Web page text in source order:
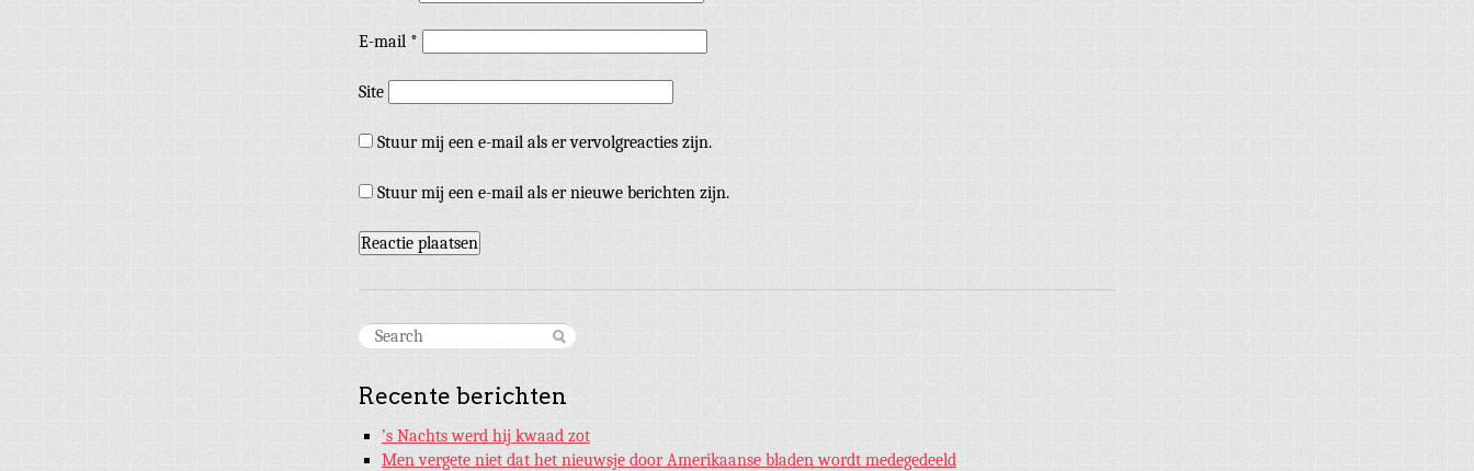
E-mail *
Site
Stuur mij een e-mail als er vervolgreacties zijn.
Stuur mij een e-mail als er nieuwe berichten zijn.
Recente berichten
’s Nachts werd hij kwaad zot
Men vergete niet dat het nieuwsje door Amerikaanse bladen wordt medegedeeld